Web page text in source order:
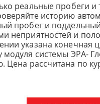
реальные пробеги
историю
пробег и
неприятностей и
указана конечная
модуля системы ЭРА-
Цена рассчитана по